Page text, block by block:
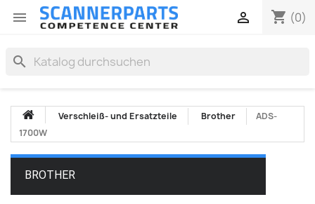
 shopping_cart (0)

search
Verschleiß- und Ersatzteile Brother
ADS-
1700W
BROTHER